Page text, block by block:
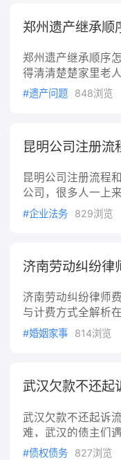
刀威胁他人的行为
任。
郑州遗产继承顺
郑州遗产继承顺序
得清清楚楚家里老
房、一笔存款，兄
账。这篇文章就照
一条捋清楚。一、
式，顺序不是你想
套"法定继承顺序"
理；有遗嘱的，按
#遗产问题 848浏览
昆明公司注册流
昆明公司注册流程
公司，很多人一上
其实流程和条件自
才有底。注册公司
看这三个硬条件按
有限责任公司要同
股东人数符合要求
的出资额、有共同
二是注册资本认缴
供
#企业法务 829浏览
济南劳动纠纷律
济南劳动纠纷律师
与计费方式全解析
公司拖欠工资、违
的费用说清楚。一
具体金额争议的案
认劳动关系、只要
明，这类案子按件
#婚姻家事 814浏览
武汉欠款不还起
武汉欠款不还起诉
难，武汉的债主们
玩消失，最关心的
#债权债务 827浏览